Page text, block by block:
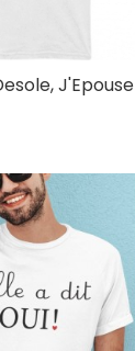
J'Epouse